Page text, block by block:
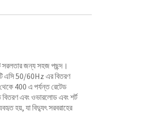
সরলতার জন্য সহজ পছন্দ।
এসি 50/60Hz এর বিতরণ
400 এ পর্যন্ত রেটেড
এবং ওভারলোড এবং শর্ট
হয়, যা বিদ্যুৎ সরবরাহের